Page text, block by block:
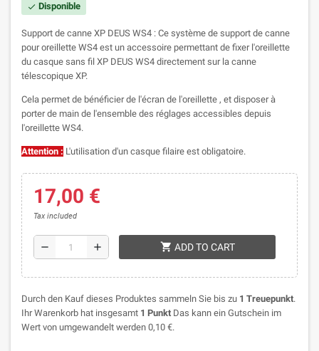
check Disponible
Support de canne XP DEUS WS4 : Ce système de support de canne
pour oreillette WS4 est un accessoire permettant de fixer l'oreillette
du casque sans fil XP DEUS WS4 directement sur la canne
télescopique XP.
Cela permet de bénéficier de l'écran de l'oreillette , et disposer à
porter de main de l'ensemble des réglages accessibles depuis
l'oreillette WS4.
Attention : L'utilisation d'un casque filaire est obligatoire.
17,00 €
Tax included
remove add shopping_cart ADD TO CART
Durch den Kauf dieses Produktes sammeln Sie bis zu 1 Treuepunkt.
Ihr Warenkorb hat insgesamt 1 Punkt Das kann ein Gutschein im
Wert von umgewandelt werden 0,10 €.